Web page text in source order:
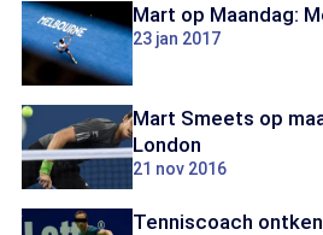
Mart op Maandag:
23 jan 2017
Mart Smeets op
London
21 nov 2016
Tenniscoach